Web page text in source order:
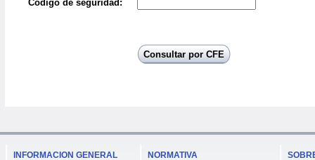
INFORMACION GENERAL NORMATIVA